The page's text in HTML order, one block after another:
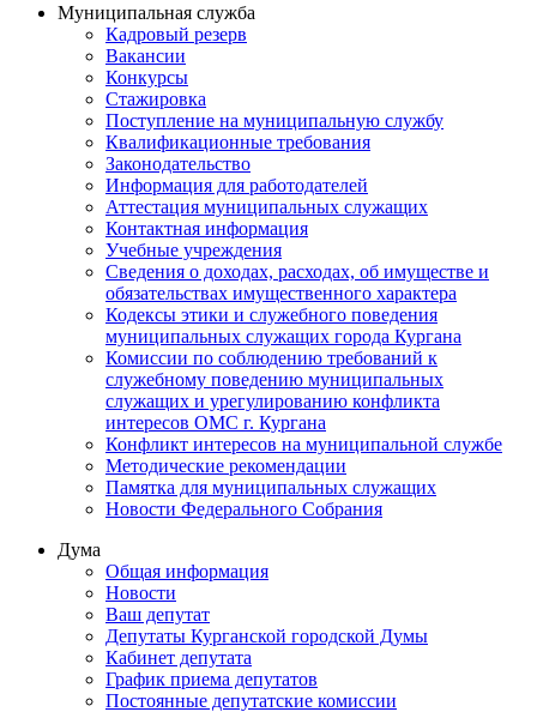
Муниципальная служба
Кадровый резерв
Вакансии
Конкурсы
Стажировка
Поступление на муниципальную службу
Квалификационные требования
Законодательство
Информация для работодателей
Аттестация муниципальных служащих
Контактная информация
Учебные учреждения
Сведения о доходах, расходах, об имуществе и
обязательствах имущественного характера
Кодексы этики и служебного поведения
муниципальных служащих города Кургана
Комиссии по соблюдению требований к
служебному поведению муниципальных
служащих и урегулированию конфликта
интересов ОМС г. Кургана
Конфликт интересов на муниципальной службе
Методические рекомендации
Памятка для муниципальных служащих
Новости Федерального Cобрания
Дума
Общая информация
Новости
Ваш депутат
Депутаты Курганской городской Думы
Кабинет депутата
График приема депутатов
Постоянные депутатские комиссии